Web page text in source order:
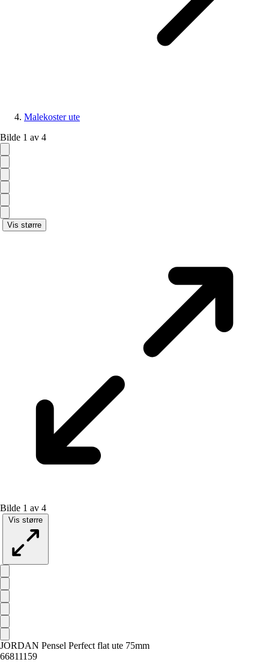
Malekoster ute
Bilde 1 av 4
Vis større
Bilde 1 av 4
Vis større
JORDAN Pensel Perfect flat ute 75mm
66811159